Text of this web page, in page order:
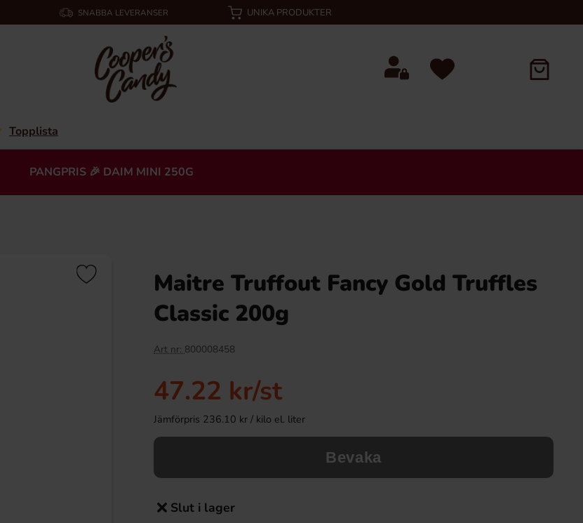
SNABBA LEVERANSER UNIKA PRODUKTER
Topplista
PANGPRIS 🎉 DAIM MINI 250G
Maitre Truffout Fancy Gold Truffles
Classic 200g
Art nr: 800008458
47.22 kr/st
Jämförpris 236.10 kr / kilo el. liter
Bevaka
Slut i lager